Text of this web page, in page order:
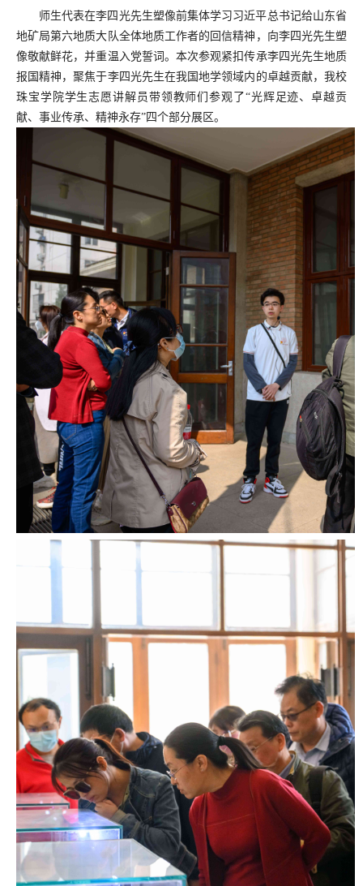
师生代表在李四光先生塑像前集体学习习近平总书记给山东省
地矿局第六地质大队全体地质工作者的回信精神，向李四光先生塑
像敬献鲜花，并重温入党誓词。本次参观紧扣传承李四光先生地质
报国精神，聚焦于李四光先生在我国地学领域内的卓越贡献，我校
珠宝学院学生志愿讲解员带领教师们参观了“光辉足迹、卓越贡
献、事业传承、精神永存”四个部分展区。